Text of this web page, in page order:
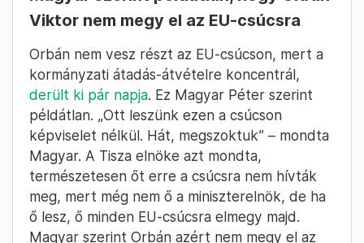
Magyarországot a folyamatban. A Tisza
szakembereivel végigmentek a folyamaton. Az
Ukrajnának megszavazott 90 milliárd eurós
hitelről azt mondta, ha a Barátság-vezetéken
újraindul a szállítás, Magyarország ejti a
vétóját.
Molnár Réka April 20. – 16:09
Magyar szerint példátlan, hogy Orbán
Viktor nem megy el az EU-csúcsra